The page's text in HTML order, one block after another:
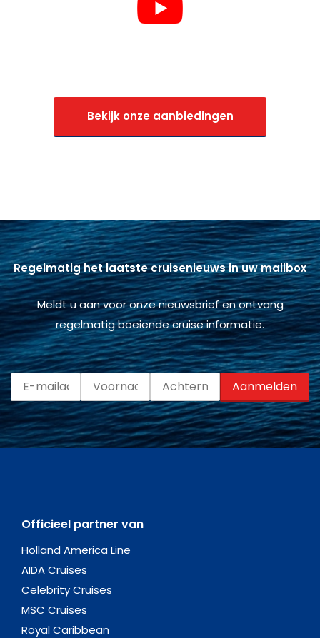
Bekijk onze aanbiedingen
Regelmatig het laatste cruisenieuws in uw mailbox
Meldt u aan voor onze nieuwsbrief en ontvang
regelmatig boeiende cruise informatie.
Officieel partner van
Holland America Line
AIDA Cruises
Celebrity Cruises
MSC Cruises
Royal Caribbean